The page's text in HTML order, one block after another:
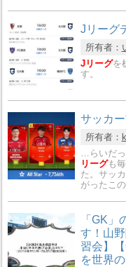
Jリーグ
所有者：
Jリーグを
す。
サッカ
所有者：
…らいだっ
リーグも
た。サッ
がったこ
「GK
す！山
習会】
を世界